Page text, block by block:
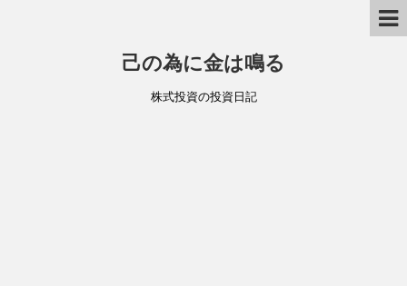
己の為に金は鳴る
株式投資の投資日記